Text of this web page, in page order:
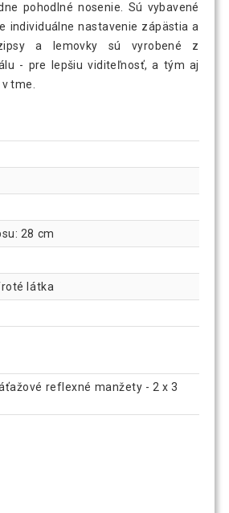
pohodlné nosenie. Sú vybavené
individuálne nastavenie zápästia a
a lemovky sú vyrobené z
- pre lepšiu viditeľnosť, a tým aj
tme.
28 cm
látka
reflexné manžety - 2 x 3